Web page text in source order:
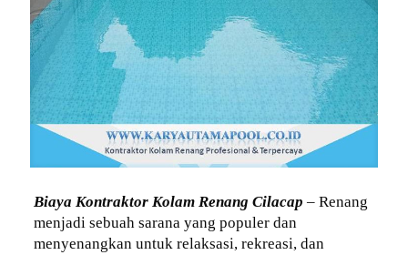
Biaya Kontraktor Kolam Renang Cilacap – Renang
menjadi sebuah sarana yang populer dan
menyenangkan untuk relaksasi, rekreasi, dan